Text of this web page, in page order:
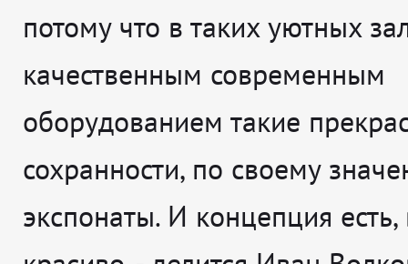
потому что в таких уютных
качественным современным
оборудованием такие
сохранности, по своему
экспонаты. И концепция есть,